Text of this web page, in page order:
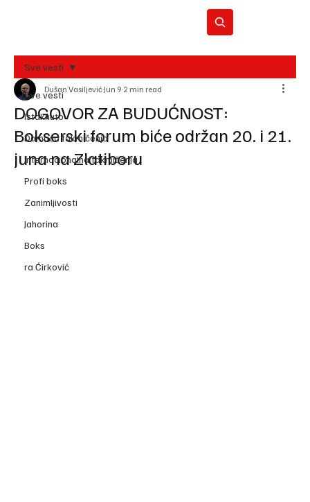
REC
Sve vesti
Istaknuto
Domaća takmičenja
Internacionalna takmičenja
Profi boks
Zanimljivosti
Jahorina
Boks
ra Ćirković
Sve vesti
DOGOVOR ZA BUDUĆNOST:
Bokserski forum biće održan 20. i 21.
juna na Zlatiboru
Dušan VasiljevićJun 9 2 min read